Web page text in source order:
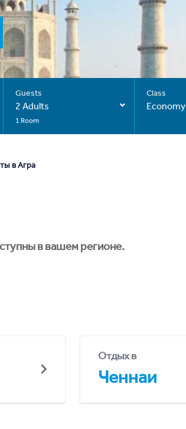
Guests
2 Adults
1 Room
Class
Economy
в Агра
в вашем регионе.
Отдых в
Ченнаи